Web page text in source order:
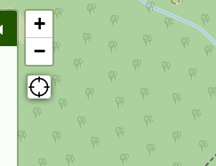
+
−